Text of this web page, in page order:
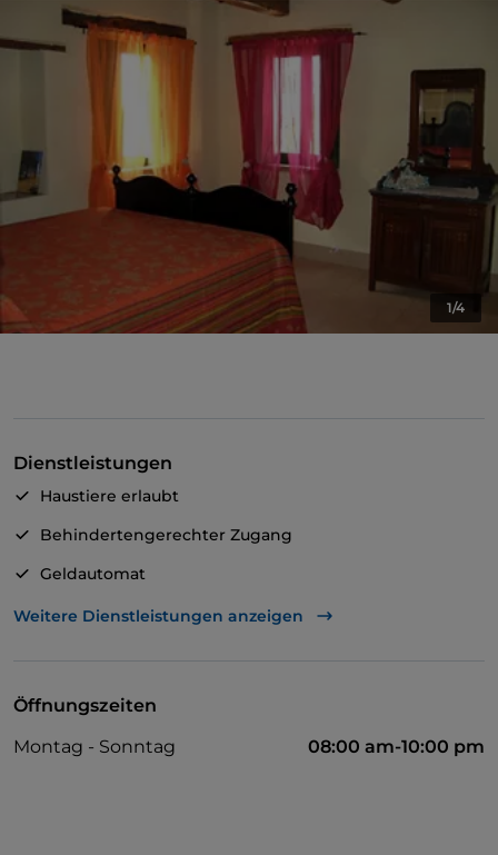
1/4
Dienstleistungen
Haustiere erlaubt
Behindertengerechter Zugang
Geldautomat
Es wird Englisch gesprochen
Weitere Dienstleistungen anzeigen
Öffnungszeiten
Montag - Sonntag
08:00 am-10:00 pm